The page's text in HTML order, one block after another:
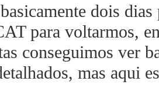
dois
para voltarmos,
conseguimos ver
mas aqui